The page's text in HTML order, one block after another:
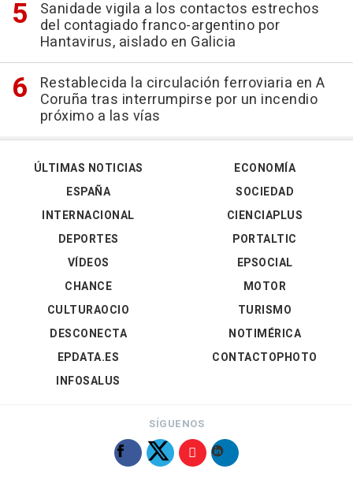
Sanidade vigila a los contactos estrechos
del contagiado franco-argentino por
Hantavirus, aislado en Galicia
Restablecida la circulación ferroviaria en A
Coruña tras interrumpirse por un incendio
próximo a las vías
ÚLTIMAS NOTICIAS
ESPAÑA
INTERNACIONAL
DEPORTES
VÍDEOS
ECONOMÍA
SOCIEDAD
CIENCIAPLUS
PORTALTIC
EPSOCIAL
CHANCE
CULTURAOCIO
DESCONECTA
EPDATA.ES
INFOSALUS
MOTOR
TURISMO
NOTIMÉRICA
CONTACTOPHOTO
SÍGUENOS